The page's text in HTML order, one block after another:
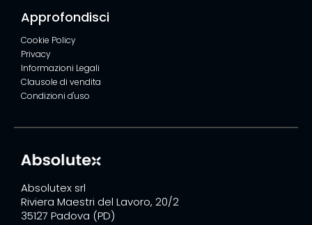
Approfondisci
Cookie Policy
Privacy
Informazioni Legali
Clausole di vendita
Condizioni d'uso
Absolutex srl
Riviera Maestri del Lavoro, 20/2
35127 Padova (PD)